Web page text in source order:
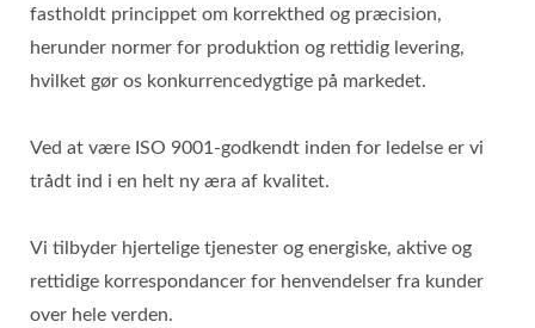
fastholdt princippet om korrekthed og præcision,
herunder normer for produktion og rettidig levering,
hvilket gør os konkurrencedygtige på markedet.
Ved at være ISO 9001-godkendt inden for ledelse er vi
trådt ind i en helt ny æra af kvalitet.
Vi tilbyder hjertelige tjenester og energiske, aktive og
rettidige korrespondancer for henvendelser fra kunder
over hele verden.